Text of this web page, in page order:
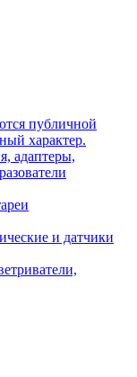
публичной
характер.
адаптеры,
и датчики